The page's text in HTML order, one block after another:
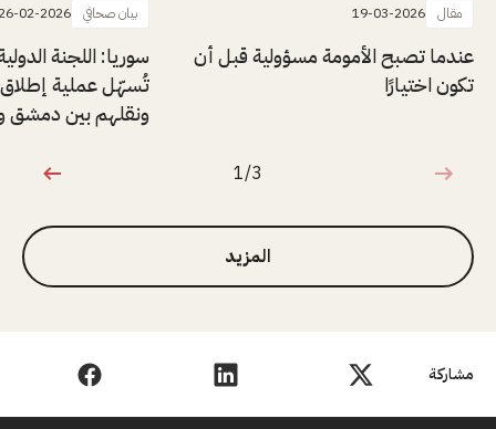
مشاركة
مقال 19-03-2026
عندما تصبح الأمومة مسؤولية قبل أن
تكون اختيارًا
بيان صحافي 02-2026
سوريا: اللجنة
ونقلهم بين دمشق
1 من 3
1/3
المزيد